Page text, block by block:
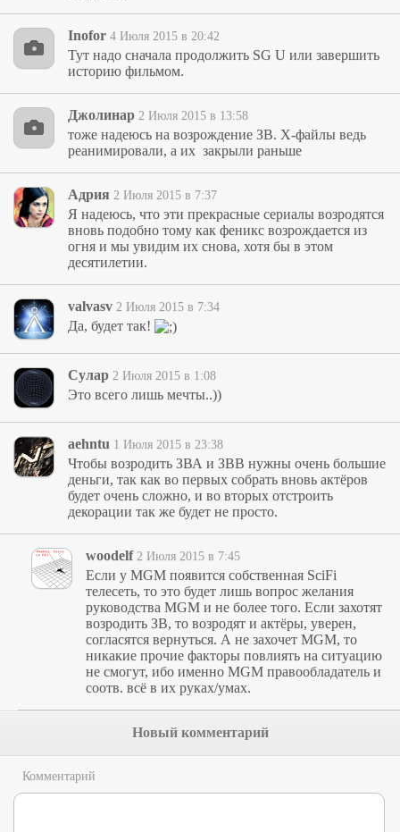
Inofor 4 Июля 2015 в 20:42
Тут надо сначала продолжить SG U или завершить
историю фильмом.
Джолинар 2 Июля 2015 в 13:58
тоже надеюсь на возрождение ЗВ. Х-файлы ведь
реанимировали, а их закрыли раньше
Адрия 2 Июля 2015 в 7:37
Я надеюсь, что эти прекрасные сериалы возродятся
вновь подобно тому как феникс возрождается из
огня и мы увидим их снова, хотя бы в этом
десятилетии.
valvasv 2 Июля 2015 в 7:34
Да, будет так!
Сулар 2 Июля 2015 в 1:08
Это всего лишь мечты..))
aehntu 1 Июля 2015 в 23:38
Чтобы возродить ЗВА и ЗВВ нужны очень большие
деньги, так как во первых собрать вновь актёров
будет очень сложно, и во вторых отстроить
декорации так же будет не просто.
woodelf2 Июля 2015 в 7:45
Если у MGM появится собственная SciFi
телесеть, то это будет лишь вопрос желания
руководства MGM и не более того. Если захотят
возродить ЗВ, то возродят и актёры, уверен,
согласятся вернуться. А не захочет MGM, то
никакие прочие факторы повлиять на ситуацию
не смогут, ибо именно MGM правообладатель и
соотв. всё в их руках/умах.
Новый комментарий
Комментарий